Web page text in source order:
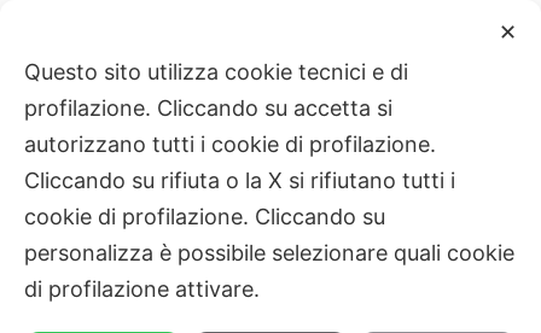
contenuto
ZVEZA SLOVENSKE KATOLIŠKE
PROSVETE
Main
✕
Questo sito utilizza cookie tecnici e di
profilazione. Cliccando su accetta si
autorizzano tutti i cookie di profilazione.
Cliccando su rifiuta o la X si rifiutano tutti i
cookie di profilazione. Cliccando su
personalizza è possibile selezionare quali cookie
di profilazione attivare.